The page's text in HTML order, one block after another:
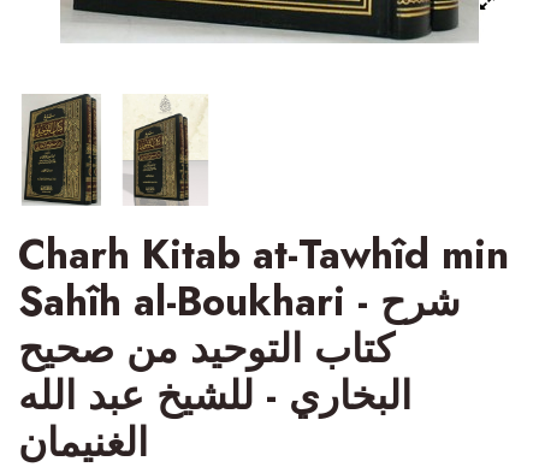
Charh Kitab at-Tawhîd min
Sahîh al-Boukhari - شرح
كتاب التوحيد من صحيح
البخاري - للشيخ عبد الله
الغنيمان